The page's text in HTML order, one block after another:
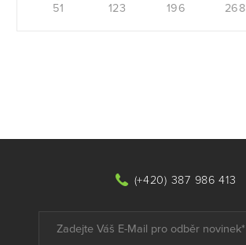
51 123 196 268
(+420) 387 986 413